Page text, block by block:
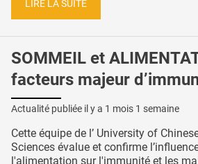
LIRE LA SUITE
SOMMEIL et
facteurs majeur
Actualité publiée il y a 1 mois 1 semaine
Cette équipe de l’ University of
Sciences évalue et confirme
l'alimentation sur l'immunité et les